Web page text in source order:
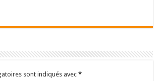
sont indiqués avec *